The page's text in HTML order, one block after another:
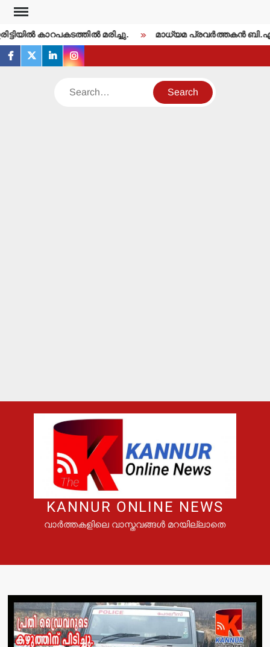
Skip
content കാറപകടത്തില്‍ മരിച്ചു. മാധ്യമ പ്രവര്‍ത്തകന്‍
facebook
twitterlinkedininstagram
Search
KANNUR ONLINE NEWS
വാർത്തകളിലെ വാസ്തവങ്ങൾ മറയില്ലാതെ